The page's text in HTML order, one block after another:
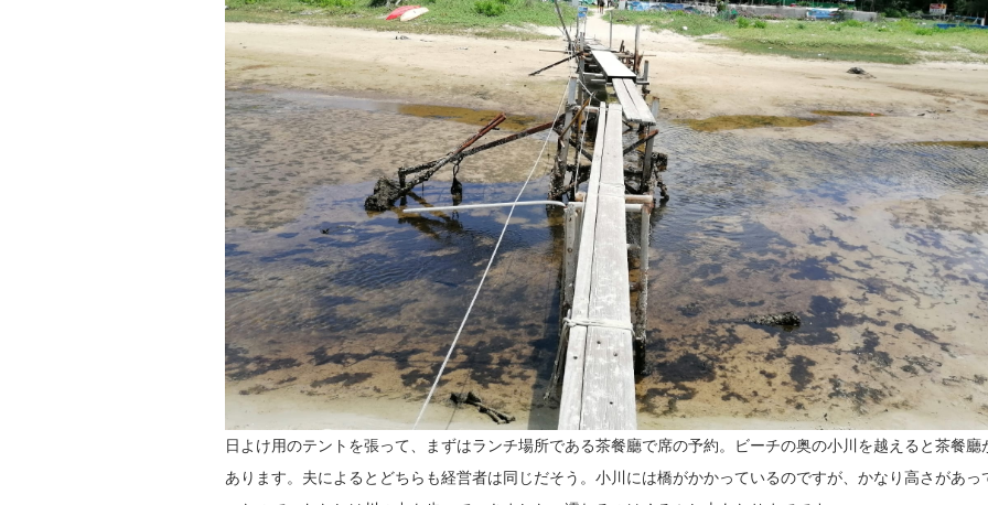
日よけ用のテントを張って、まずはランチ場所である茶餐廳で席の予約。ビーチの奥の小川を越えると茶餐廳
あります。夫によるとどちらも経営者は同じだそう。小川には橋がかかっているのですが、かなり高さがあっ